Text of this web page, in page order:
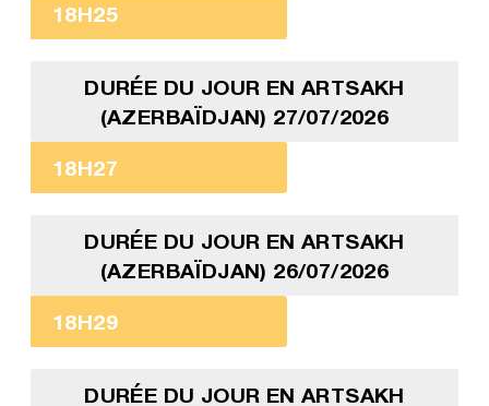
18H25
DURÉE DU JOUR EN ARTSAKH
(AZERBAÏDJAN) 27/07/2026
18H27
DURÉE DU JOUR EN ARTSAKH
(AZERBAÏDJAN) 26/07/2026
18H29
DURÉE DU JOUR EN ARTSAKH